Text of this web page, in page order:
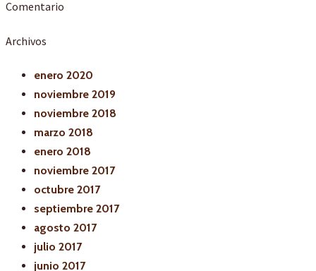
Comentario
Archivos
enero 2020
noviembre 2019
noviembre 2018
marzo 2018
enero 2018
noviembre 2017
octubre 2017
septiembre 2017
agosto 2017
julio 2017
junio 2017